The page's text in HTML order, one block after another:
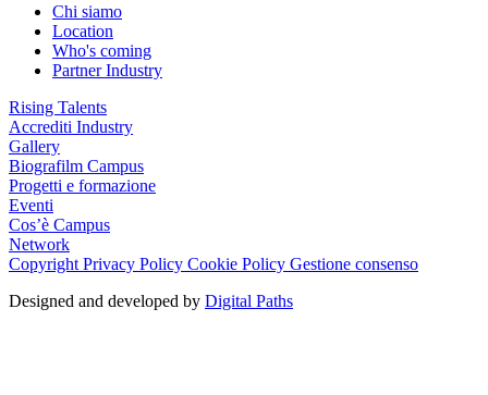
Chi siamo
Location
Who's coming
Partner Industry
Rising Talents
Accrediti Industry
Gallery
Biografilm Campus
Progetti e formazione
Eventi
Cos’è Campus
Network
Copyright Privacy Policy Cookie Policy Gestione consenso
Designed and developed by Digital Paths